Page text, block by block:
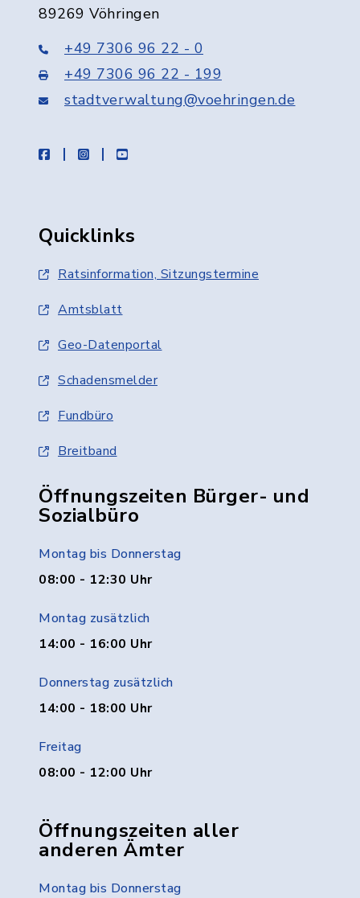
89269 Vöhringen
+49 7306 96 22 - 0
+49 7306 96 22 - 199
stadtverwaltung@voehringen.de
facebookinstagramyoutube
Quicklinks
Ratsinformation, Sitzungstermine
Amtsblatt
Geo-Datenportal
Schadensmelder
Fundbüro
Breitband
Öffnungszeiten Bürger- und
Sozialbüro
Montag bis Donnerstag
08:00 - 12:30 Uhr
Montag zusätzlich
14:00 - 16:00 Uhr
Donnerstag zusätzlich
14:00 - 18:00 Uhr
Freitag
08:00 - 12:00 Uhr
Öffnungszeiten aller
anderen Ämter
Montag bis Donnerstag